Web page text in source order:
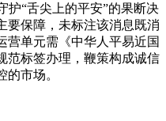
“舌尖上的平安”的果断决
要保障，未标注该消息既消
营单元需《中华人平易近国
范标签办理，鞭策构成诚信
的市场。